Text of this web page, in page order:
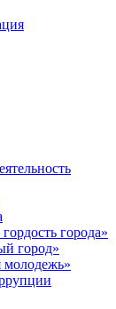
города»
город»
молодежь»